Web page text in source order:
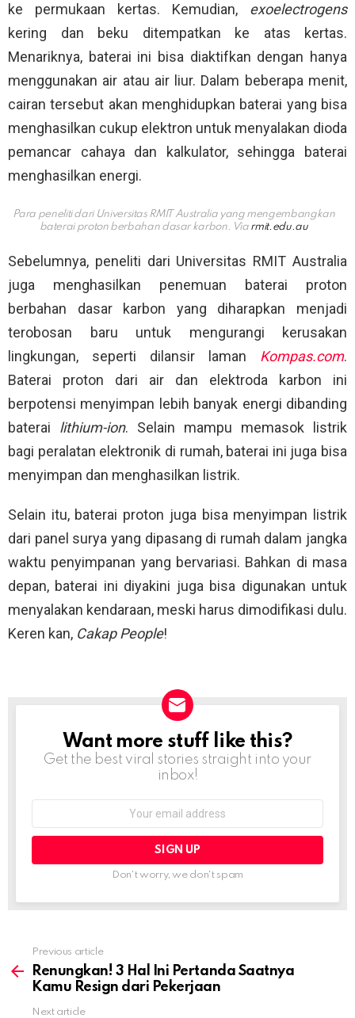
ke permukaan kertas. Kemudian, exoelectrogens
kering dan beku ditempatkan ke atas kertas.
Menariknya, baterai ini bisa diaktifkan dengan hanya
menggunakan air atau air liur. Dalam beberapa menit,
cairan tersebut akan menghidupkan baterai yang bisa
menghasilkan cukup elektron untuk menyalakan dioda
pemancar cahaya dan kalkulator, sehingga baterai
menghasilkan energi.
Para peneliti dari Universitas RMIT Australia yang mengembangkan
baterai proton berbahan dasar karbon. Via rmit.edu.au
Sebelumnya, peneliti dari Universitas RMIT Australia
juga menghasilkan penemuan baterai proton
berbahan dasar karbon yang diharapkan menjadi
terobosan baru untuk mengurangi kerusakan
lingkungan, seperti dilansir laman Kompas.com.
Baterai proton dari air dan elektroda karbon ini
berpotensi menyimpan lebih banyak energi dibanding
baterai lithium-ion. Selain mampu memasok listrik
bagi peralatan elektronik di rumah, baterai ini juga bisa
menyimpan dan menghasilkan listrik.
Selain itu, baterai proton juga bisa menyimpan listrik
dari panel surya yang dipasang di rumah dalam jangka
waktu penyimpanan yang bervariasi. Bahkan di masa
depan, baterai ini diyakini juga bisa digunakan untuk
menyalakan kendaraan, meski harus dimodifikasi dulu.
Keren kan, Cakap People!
NEWSLETTER
Want more stuff like this?
Get the best viral stories straight into your
inbox!
Don't worry, we don't spam
more
Previous article
Renungkan! 3 Hal Ini Pertanda Saatnya
Kamu Resign dari Pekerjaan
Next article